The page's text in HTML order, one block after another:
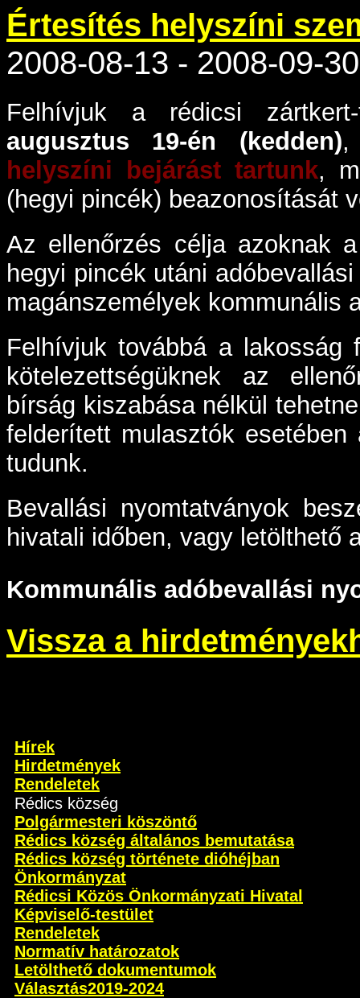
Értesítés helyszíni
2008-08-13 - 2008-09-30
Felhívjuk a rédicsi
augusztus 19-én (kedden)
helyszíni bejárást tartunk,
(hegyi pincék) beazonosítását
Az ellenőrzés célja azoknak
hegyi pincék utáni
magánszemélyek kommunális
Felhívjuk továbbá a lakosság
kötelezettségüknek az
bírság kiszabása nélkül
felderített mulasztók
tudunk.
Bevallási nyomtatványok
hivatali időben, vagy letölthető
Kommunális adóbevallási
Vissza a
Hírek
Hirdetmények
Rendeletek
Rédics község
Polgármesteri köszöntő
Rédics község általános bemutatása
Rédics község története dióhéjban
Önkormányzat
Rédicsi Közös Önkormányzati Hivatal
Képviselő-testület
Rendeletek
Normatív határozatok
Letölthető dokumentumok
Választás2019-2024